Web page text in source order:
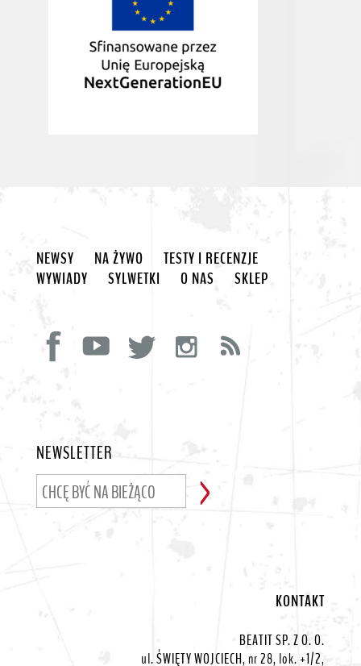
NEWSY NA ŻYWO
TESTY I RECENZJE
WYWIADY
SYLWETKI O NAS SKLEP
NEWSLETTER
KONTAKT
BEATIT SP. Z O. O.
ul. ŚWIĘTY WOJCIECH, nr 28, lok. +1/2,